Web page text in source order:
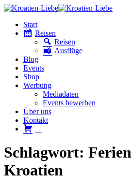
Start
Reisen
Reisen
Ausflüge
Blog
Events
Shop
Werbung
Mediadaten
Events bewerben
Über uns
Kontakt
Schlagwort:
Kroatien